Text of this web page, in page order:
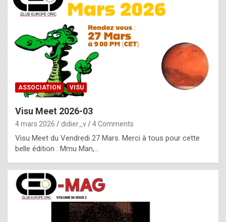
e
R
o
p
l
c
h
i
ASSOCIATION VISU
Visu Meet 2026-03
4 mars 2026 didier_v 4 Comments
Visu Meet du Vendredi 27 Mars. Merci à tous pour cette
belle édition : Mmu Man,…